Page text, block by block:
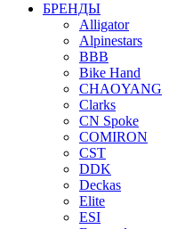
БРЕНДЫ
Alligator
Alpinestars
BBB
Bike Hand
CHAOYANG
Clarks
CN Spoke
COMIRON
CST
DDK
Deckas
Elite
ESI